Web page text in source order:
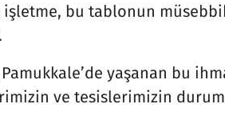
işletme, bu tablonun
yaşanan bu
ve tesislerimizin